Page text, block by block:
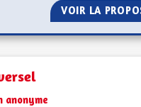
VOIR LA
anonyme